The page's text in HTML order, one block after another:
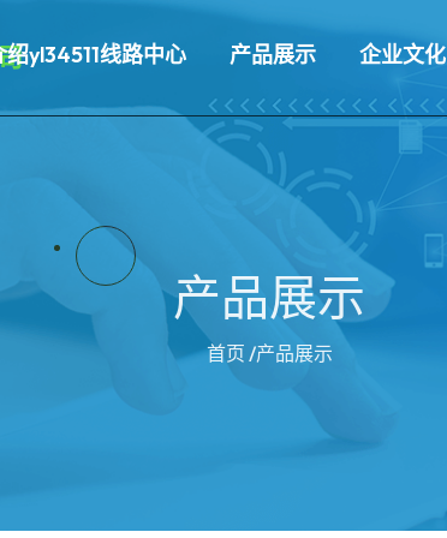
绍yl34511线路中心 产品展示 企业文化
产品展示
首页 /产品展示